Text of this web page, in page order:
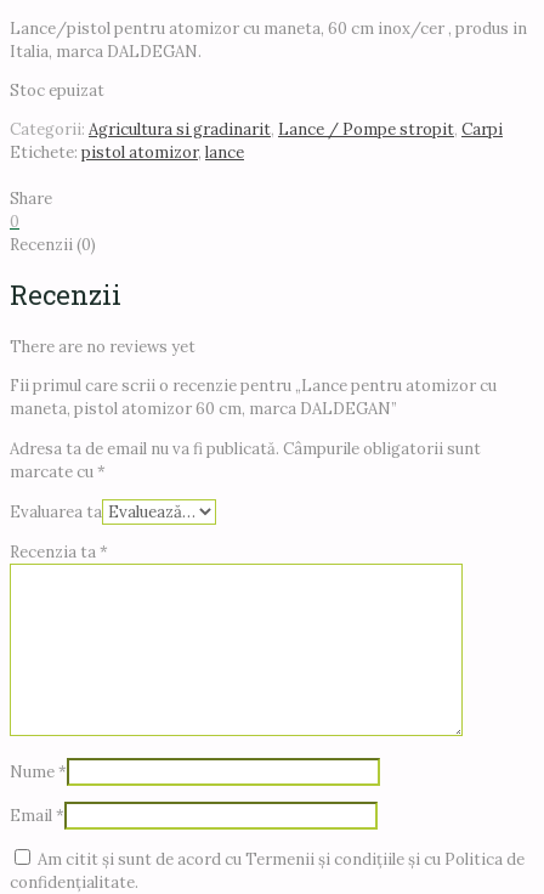
Lance/pistol pentru atomizor cu maneta, 60 cm inox/cer , produs in
Italia, marca DALDEGAN.
Stoc epuizat
Categorii: Agricultura si gradinarit, Lance / Pompe stropit, Carpi
Etichete: pistol atomizor, lance
Share
0
Recenzii (0)
Recenzii
There are no reviews yet
Fii primul care scrii o recenzie pentru „Lance pentru atomizor cu
maneta, pistol atomizor 60 cm, marca DALDEGAN”
Adresa ta de email nu va fi publicată. Câmpurile obligatorii sunt
marcate cu*
Evaluarea ta
Recenzia ta*
Nume*
Email*
Am citit și sunt de acord cu Termenii și condițiile și cu Politica de
confidențialitate.